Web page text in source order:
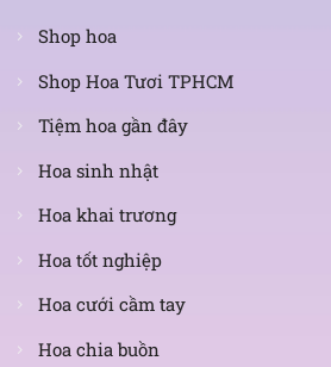
Shop hoa
Shop Hoa Tươi TPHCM
Tiệm hoa gần đây
Hoa sinh nhật
Hoa khai trương
Hoa tốt nghiệp
Hoa cưới cầm tay
Hoa chia buồn